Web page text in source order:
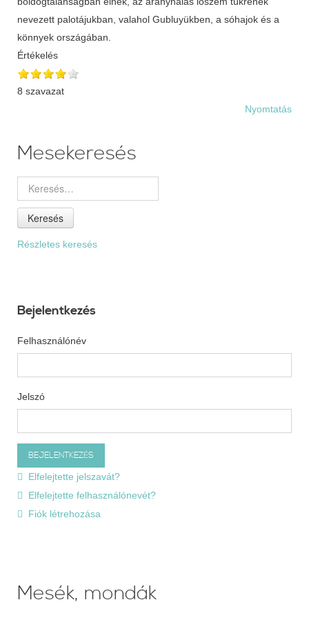
Értékelés
8 szavazat
Nyomtatás
Mesekeresés
Keresés
Részletes keresés
Bejelentkezés
Felhasználónév
Jelszó
Elfelejtette jelszavát?
Elfelejtette felhasználónevét?
Fiók létrehozása
Mesék, mondák